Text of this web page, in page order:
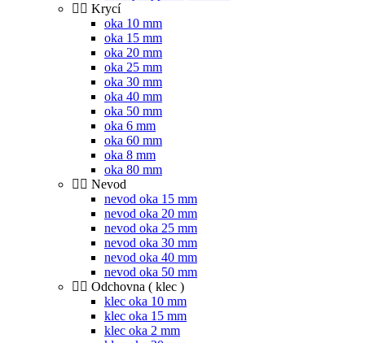
Krycí
oka 10 mm
oka 15 mm
oka 20 mm
oka 25 mm
oka 30 mm
oka 40 mm
oka 50 mm
oka 6 mm
oka 60 mm
oka 8 mm
oka 80 mm
Nevod
nevod oka 15 mm
nevod oka 20 mm
nevod oka 25 mm
nevod oka 30 mm
nevod oka 40 mm
nevod oka 50 mm
Odchovna ( klec )
klec oka 10 mm
klec oka 15 mm
klec oka 2 mm